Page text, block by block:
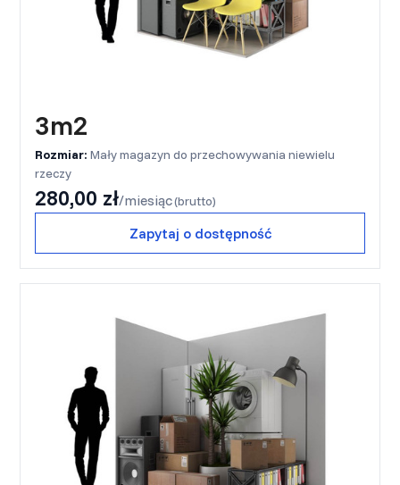
3m2
Rozmiar: Mały magazyn do przechowywania niewielu
rzeczy
280,00 zł/miesiąc(brutto)
Zapytaj o dostępność